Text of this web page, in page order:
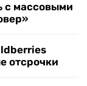
с массовыми
отсрочки